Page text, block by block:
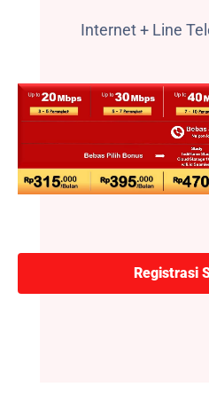
Internet + Line
Registrasi